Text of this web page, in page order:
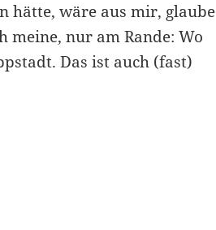
hätte, wäre aus mir, glaube
meine, nur am Rande: Wo
Das ist auch (fast)